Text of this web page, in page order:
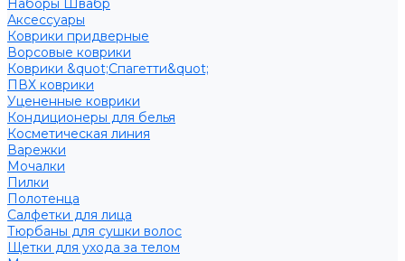
Наборы Швабр
Аксессуары
Коврики придверные
Ворсовые коврики
Коврики &quot;Спагетти&quot;
ПВХ коврики
Уцененные коврики
Кондиционеры для белья
Косметическая линия
Варежки
Мочалки
Пилки
Полотенца
Салфетки для лица
Тюрбаны для сушки волос
Щетки для ухода за телом